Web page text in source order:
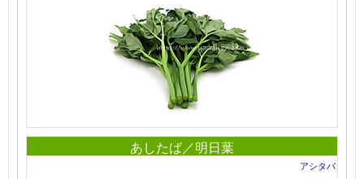
あしたば／明日葉
アシタバ